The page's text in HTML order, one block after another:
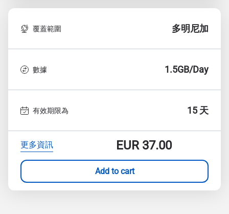
覆蓋範圍 多明尼加
數據 1.5GB/Day
有效期限為 15 天
更多資訊 EUR37.00
Add to cart